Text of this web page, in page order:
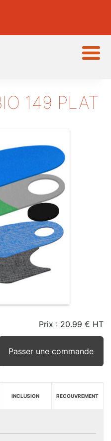
149 PLAT
STOCK
Prix : 20.99 € HT
Passer une commande
INCLUSION RECOUVREMENT